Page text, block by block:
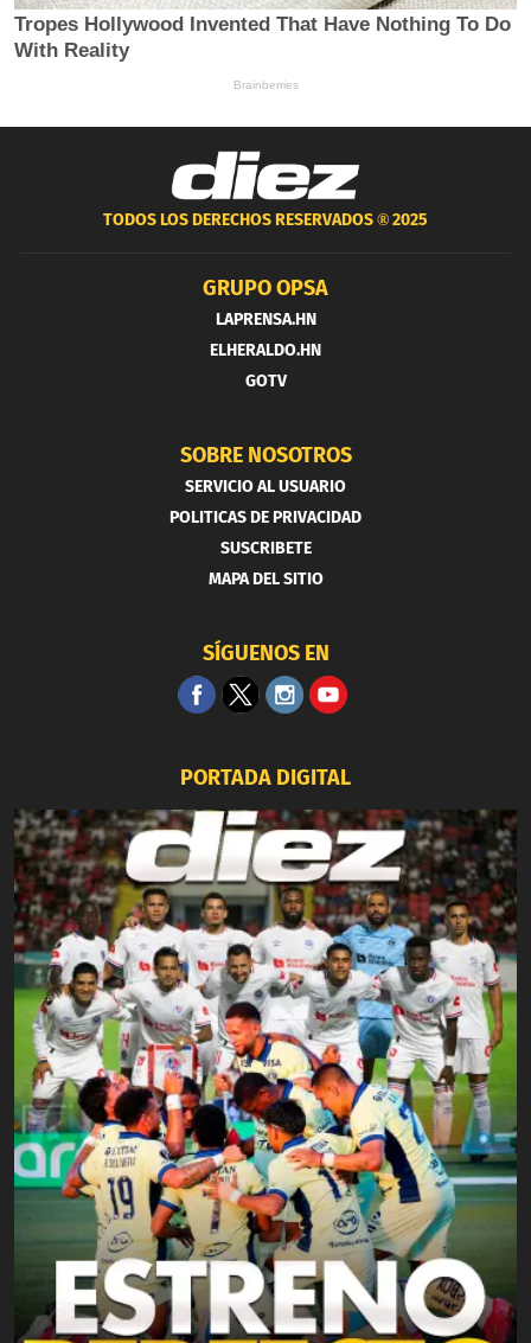
TODOS LOS DERECHOS RESERVADOS ®2025
GRUPO OPSA
LAPRENSA.HN
ELHERALDO.HN
GOTV
SOBRE NOSOTROS
SERVICIO AL USUARIO
POLITICAS DE PRIVACIDAD
SUSCRIBETE
MAPA DEL SITIO
SÍGUENOS EN
PORTADA DIGITAL